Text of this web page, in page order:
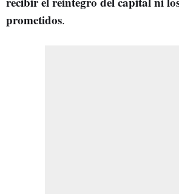
prometidos.